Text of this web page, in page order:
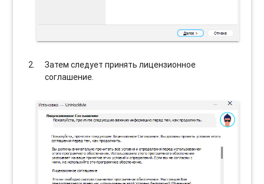
Затем следует принять лицензионное
соглашение.